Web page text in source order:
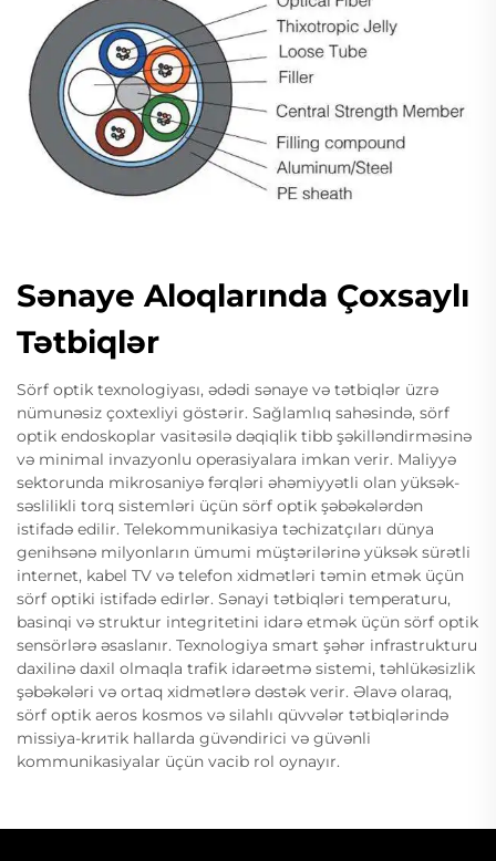
Sənaye Aloqlarında Çoxsaylı
Tətbiqlər
Sörf optik texnologiyası, ədədi sənaye və tətbiqlər üzrə
nümunəsiz çoxtexliyi göstərir. Sağlamlıq sahəsində, sörf
optik endoskoplar vasitəsilə dəqiqlik tibb şəkilləndirməsinə
və minimal invazyonlu operasiyalara imkan verir. Maliyyə
sektorunda mikrosaniyə fərqləri əhəmiyyətli olan yüksək-
səslilikli torq sistemləri üçün sörf optik şəbəkələrdən
istifadə edilir. Telekommunikasiya təchizatçıları dünya
genihsənə milyonların ümumi müştərilərinə yüksək sürətli
internet, kabel TV və telefon xidmətləri təmin etmək üçün
sörf optiki istifadə edirlər. Sənayi tətbiqləri temperaturu,
basinqi və struktur integritetini idarə etmək üçün sörf optik
sensörlərə əsaslanır. Texnologiya smart şəhər infrastrukturu
daxilinə daxil olmaqla trafik idarəetmə sistemi, təhlükəsizlik
şəbəkələri və ortaq xidmətlərə dəstək verir. Əlavə olaraq,
sörf optik aeros kosmos və silahlı qüvvələr tətbiqlərində
missiya-krитik hallarda güvəndirici və güvənli
kommunikasiyalar üçün vacib rol oynayır.